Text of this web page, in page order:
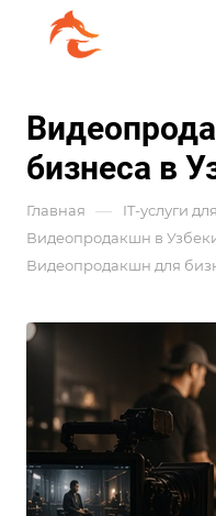
бизнеса в
Главная — IT-услуги
Видеопродакшн в
Видеопродакшн для